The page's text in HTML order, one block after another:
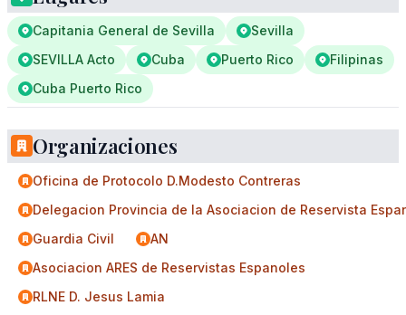
Capitania General de Sevilla
Sevilla
SEVILLA Acto
Cuba Puerto Rico
Filipinas
Cuba Puerto Rico
Organizaciones
Oficina de Protocolo D.Modesto Contreras
Delegacion Provincia de la Asociacion de Reservista
Guardia Civil
AN
Asociacion ARES de Reservistas Espanoles
RLNE D. Jesus Lamia